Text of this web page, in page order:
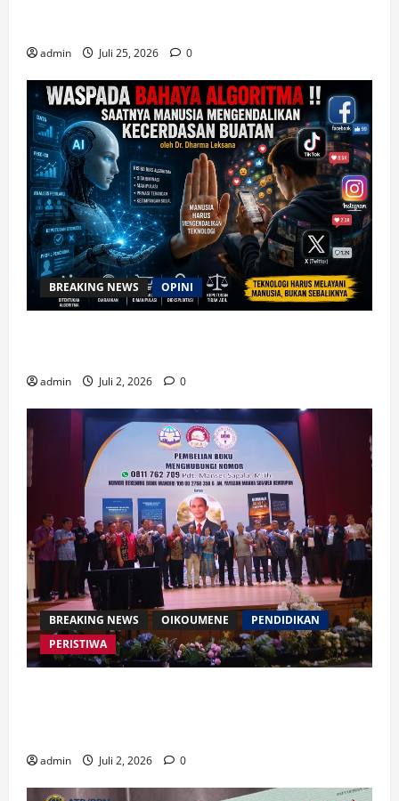
admin Juli 25, 2026 0
BREAKING NEWS OPINI
admin Juli 2, 2026 0
BREAKING NEWS OIKOUMENE
PENDIDIKAN
PERISTIWA
admin Juli 2, 2026 0